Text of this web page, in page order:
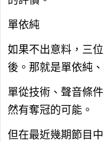
單依純
如果不出意料，三
後。那就是單依純
單從技術、聲音條
然有奪冠的可能。
但在最近幾期節目